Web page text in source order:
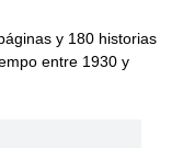
y 180 historias
entre 1930 y